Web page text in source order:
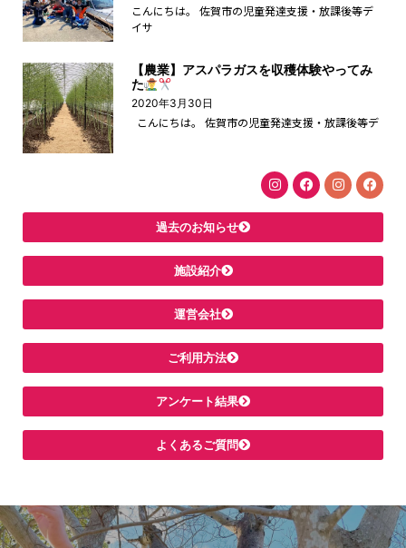
こんにちは。 佐賀市の児童発達支援・放課後等デ
イサ
【農業】アスパラガスを収穫体験やってみ
た
2020年3月30日
こんにちは。 佐賀市の児童発達支援・放課後等デ
過去のお知らせ
施設紹介
運営会社
ご利用方法
アンケート結果
よくあるご質問